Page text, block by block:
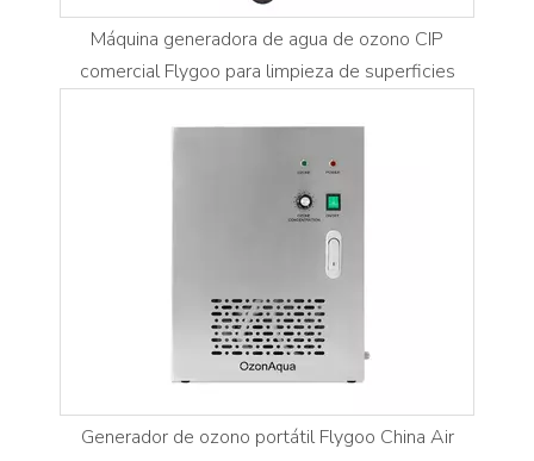
Máquina generadora de agua de ozono CIP
comercial Flygoo para limpieza de superficies
Generador de ozono portátil Flygoo China Air